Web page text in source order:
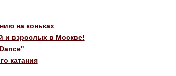
на коньках
и взрослых в Москве!
катания